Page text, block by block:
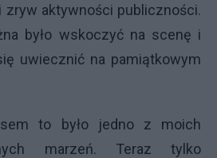
zryw aktywności publiczności.
było wskoczyć na scenę i
uwiecznić na pamiątkowym
to było jedno z moich
marzeń. Teraz tylko